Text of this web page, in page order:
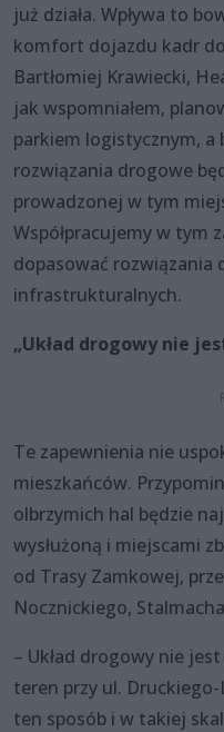
już działa. Wpływa to
komfort dojazdu kadr
Bartłomiej Krawiecki,
jak wspomniałem,
parkiem logistycznym, a
rozwiązania drogowe
prowadzonej w tym
Współpracujemy w tym
dopasować rozwiązania
infrastrukturalnych.
„Układ drogowy nie
Te zapewnienia nie
mieszkańców.
olbrzymich hal będzie
wysłużoną i miejscami
od Trasy Zamkowej,
Nocznickiego,
– Układ drogowy nie
teren przy ul.
ten sposób i w takiej